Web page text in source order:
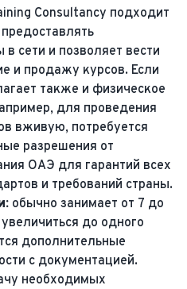
Consultancy подходит
сети и позволяет вести
и продажу курсов. Если
также и физическое
для проведения
вживую, потребуется
разрешения от
ОАЭ для гарантий всех
и требований страны.
обычно занимает от 7 до
до одного
дополнительные
с документацией.
необходимых